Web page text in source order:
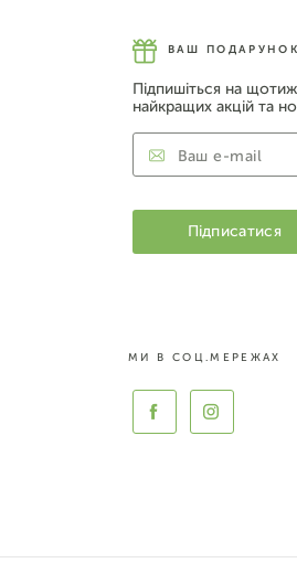
ВАШ ПОДАРУНОК
Підпишіться на
найкращих акцій та
МИ В СОЦ.МЕРЕЖАХ